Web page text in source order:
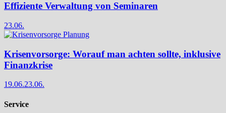
Effiziente Verwaltung von Seminaren
23.06.
Krisenvorsorge: Worauf man achten sollte, inklusive
Finanzkrise
19.06.23.06.
Service